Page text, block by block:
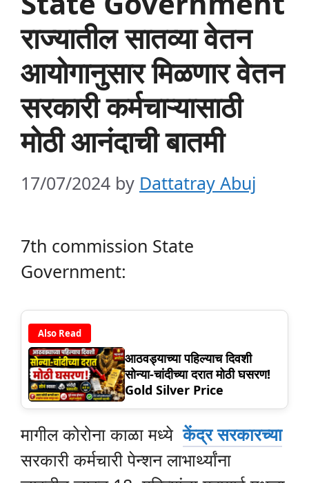
राज्यातील सातव्या वेतन
आयोगानुसार मिळणार वेतन
सरकारी कर्मचाऱ्यासाठी
मोठी आनंदाची बातमी
17/07/2024 by Dattatray Abuj
7th commission State
Government:
Also Read
आठवड्याच्या पहिल्याच दिवशी
सोन्या-चांदीच्या दरात मोठी घसरण!
Gold Silver Price
मागील कोरोना काळा मध्येकेंद्र सरकारच्या
सरकारी कर्मचारी पेन्शन लाभार्थ्यांना